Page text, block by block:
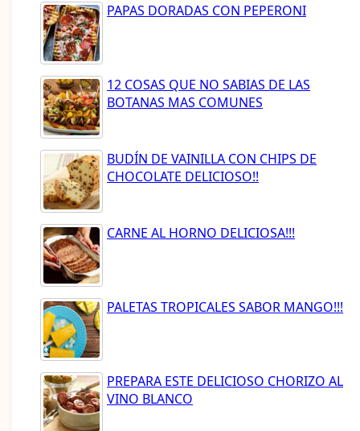
PAPAS DORADAS CON PEPERONI
12 COSAS QUE NO SABIAS DE LAS
BOTANAS MAS COMUNES
BUDÍN DE VAINILLA CON CHIPS DE
CHOCOLATE DELICIOSO!!
CARNE AL HORNO DELICIOSA!!!
PALETAS TROPICALES SABOR MANGO!!!
PREPARA ESTE DELICIOSO CHORIZO AL
VINO BLANCO